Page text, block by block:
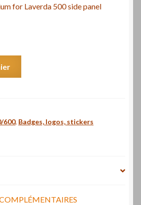
for Laverda 500 side panel
600, Badges, logos, stickers